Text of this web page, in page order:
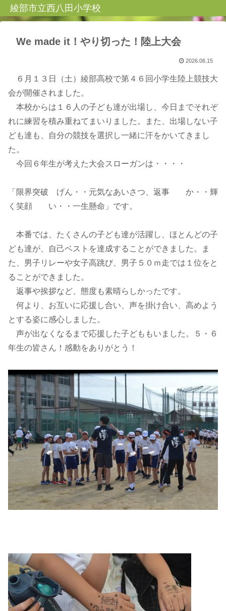
綾部市立西八田小学校
We made it！やり切った！陸上大会
2026.06.15
６月１３日（土）綾部高校で第４６回小学生陸上競技大
会が開催されました。
本校からは１６人の子ども達が出場し、今日までそれぞ
れに練習を積み重ねてまいりました。また、出場しない子
ども達も、自分の競技を選択し一緒に汗をかいてきまし
た。
今回６年生が考えた大会スローガンは・・・・
「限界突破 げん・・元気なあいさつ、返事 か・・輝
く笑顔 い・・一生懸命」です。
本番では、たくさんの子ども達が活躍し、ほとんどの子
ども達が、自己ベストを達成することができました。ま
た、男子リレーや女子高跳び、男子５０ｍ走では１位をと
ることができました。
返事や挨拶など、態度も素晴らしかったです。
何より、お互いに応援し合い、声を掛け合い、高めよう
とする姿に感心しました。
声が出なくなるまで応援した子どももいました。５・６
年生の皆さん！感動をありがとう！